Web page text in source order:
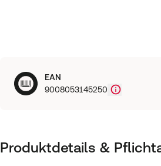
EAN
9008053145250
Produktdetails &